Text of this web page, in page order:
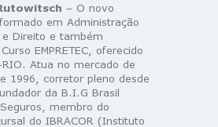
– O novo
em Administração
e Direito e também
EMPRETEC, oferecido
RIO. Atua no mercado de
1996, corretor pleno desde
da B.I.G Brasil
membro do
do IBRACOR (Instituto